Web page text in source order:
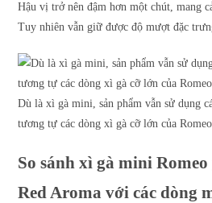
Hậu vị trở nên đậm hơn một chút, mang
Tuy nhiên vẫn giữ được độ mượt đặc
Dù là xì gà mini, sản phẩm vẫn sử dụng
tương tự các dòng xì gà cỡ lớn của
So sánh xì gà mini
Red Aroma với các dòng